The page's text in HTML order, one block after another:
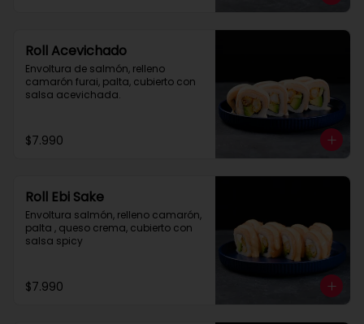
Roll Acevichado
Envoltura de salmón, relleno
camarón furai, palta, cubierto con
salsa acevichada.
$7.990
Roll Ebi Sake
Envoltura salmón, relleno camarón,
palta , queso crema, cubierto con
salsa spicy
$7.990